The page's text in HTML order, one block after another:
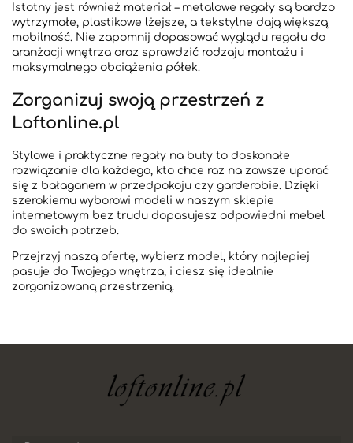
Istotny jest również materiał – metalowe regały są bardzo
wytrzymałe, plastikowe lżejsze, a tekstylne dają większą
mobilność. Nie zapomnij dopasować wyglądu regału do
aranżacji wnętrza oraz sprawdzić rodzaju montażu i
maksymalnego obciążenia półek.
Zorganizuj swoją przestrzeń z
Loftonline.pl
Stylowe i praktyczne regały na buty to doskonałe
rozwiązanie dla każdego, kto chce raz na zawsze uporać
się z bałaganem w przedpokoju czy garderobie. Dzięki
szerokiemu wyborowi modeli w naszym sklepie
internetowym bez trudu dopasujesz odpowiedni mebel
do swoich potrzeb.
Przejrzyj naszą ofertę, wybierz model, który najlepiej
pasuje do Twojego wnętrza, i ciesz się idealnie
zorganizowaną przestrzenią.